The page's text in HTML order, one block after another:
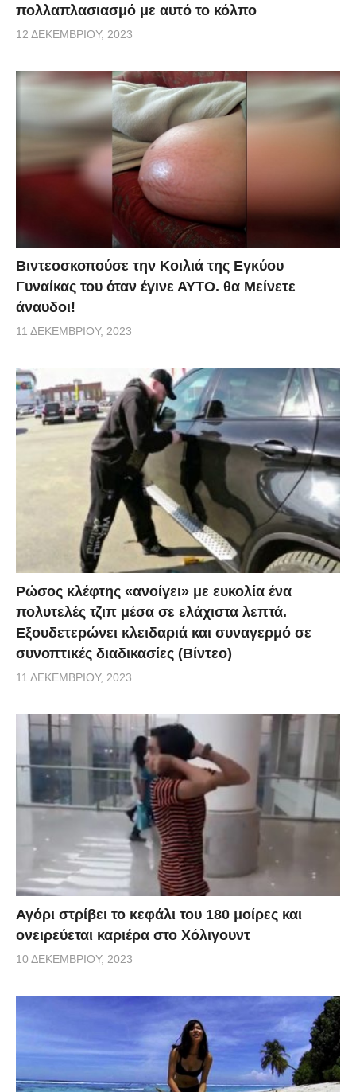
πολλαπλασιασμό με αυτό το κόλπο
12 ΔΕΚΕΜΒΡΊΟΥ, 2023
Βιντεοσκοπούσε την Κοιλιά της Εγκύου
Γυναίκας του όταν έγινε ΑΥΤΟ. θα Μείνετε
άναυδοι!
11 ΔΕΚΕΜΒΡΊΟΥ, 2023
Ρώσος κλέφτης «ανοίγει» με ευκολία ένα
πολυτελές τζιπ μέσα σε ελάχιστα λεπτά.
Εξουδετερώνει κλειδαριά και συναγερμό σε
συνοπτικές διαδικασίες (Βίντεο)
11 ΔΕΚΕΜΒΡΊΟΥ, 2023
Αγόρι στρίβει το κεφάλι του 180 μοίρες και
ονειρεύεται καριέρα στο Χόλιγουντ
10 ΔΕΚΕΜΒΡΊΟΥ, 2023